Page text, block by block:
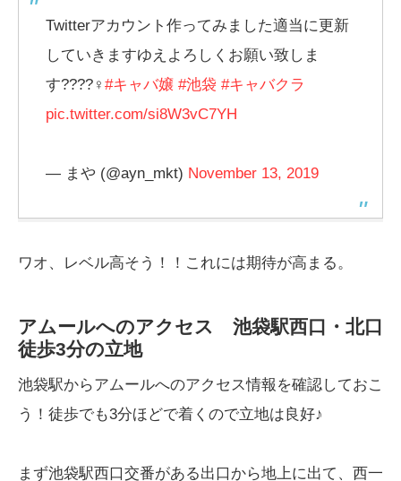
Twitterアカウント作ってみました適当に更新
していきますゆえよろしくお願い致しま
す????‍♀️ #キャバ嬢 #池袋 #キャバクラ
pic.twitter.com/si8W3vC7YH
— まや (@ayn_mkt) November 13, 2019
ワオ、レベル高そう！！これには期待が高まる。
アムールへのアクセス 池袋駅西口・北口
徒歩3分の立地
池袋駅からアムールへのアクセス情報を確認しておこ
う！徒歩でも3分ほどで着くので立地は良好♪
まず池袋駅西口交番がある出口から地上に出て、西一